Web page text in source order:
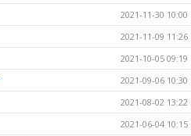
2021-11-30 10:00
2021-11-09 11:26
2021-10-05 09:19
2021-09-06 10:30
2021-08-02 13:22
2021-06-04 10:15